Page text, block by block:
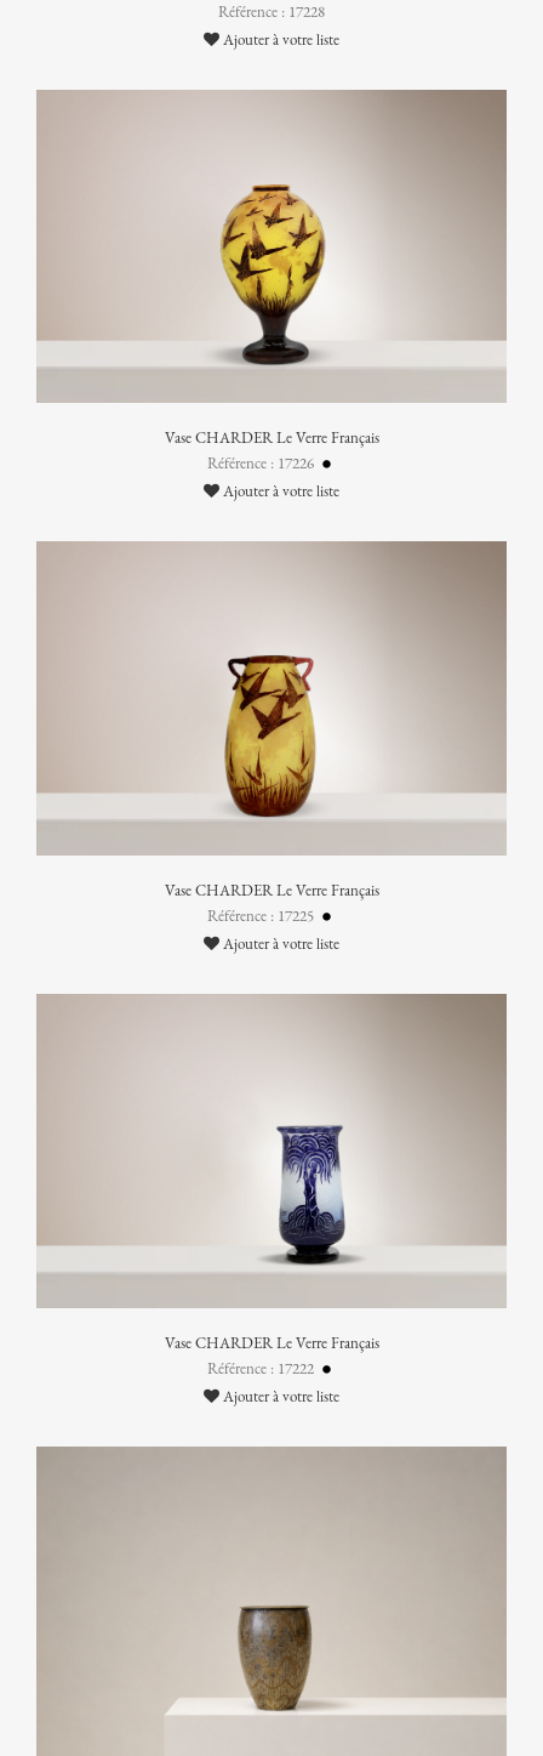
Référence : 17228
Ajouter à votre liste
Vase CHARDER Le Verre Français
Référence : 17226
Ajouter à votre liste
Vase CHARDER Le Verre Français
Référence : 17225
Ajouter à votre liste
Vase CHARDER Le Verre Français
Référence : 17222
Ajouter à votre liste